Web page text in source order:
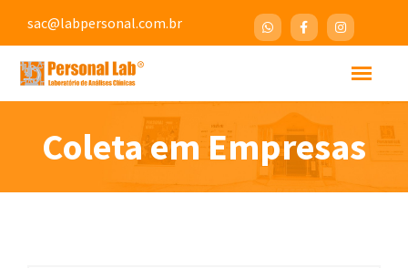
sac@labpersonal.com.br
Coleta em Empresas